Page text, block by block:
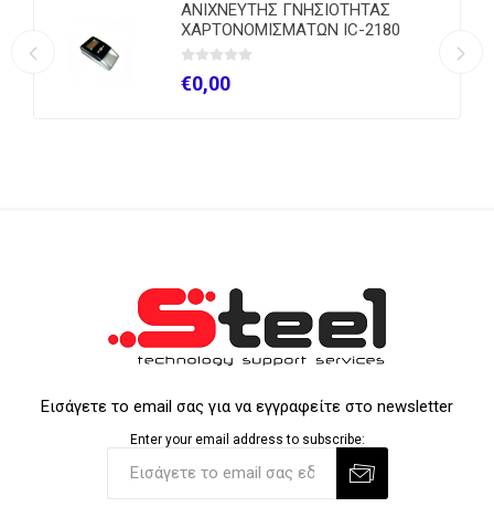
ΑΝΙΧΝΕΥΤΗΣ ΓΝΗΣΙΟΤΗΤΑΣ
ΧΑΡΤΟΝΟΜΙΣΜΑΤΩΝ IC-2180
€0,00
Εισάγετε το email σας για να εγγραφείτε στο newsletter
Enter your email address to subscribe: